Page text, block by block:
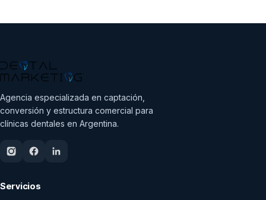
Agencia especializada en captación,
conversión y estructura comercial para
clínicas dentales en Argentina.
Servicios